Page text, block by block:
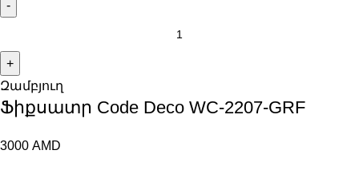
Զամբյուղ
Ֆիքսատր Code Deco WC-2207-GRF
3000 AMD